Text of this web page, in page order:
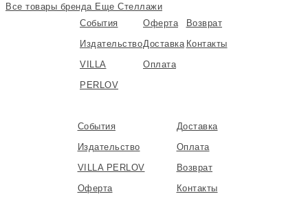
Все товары бренда Еще Стеллажи
События
Издательство
VILLA
PERLOV
Оферта
Доставка
Оплата
Возврат
Контакты
События
Издательство
VILLA PERLOV
Оферта
Доставка
Оплата
Возврат
Контакты